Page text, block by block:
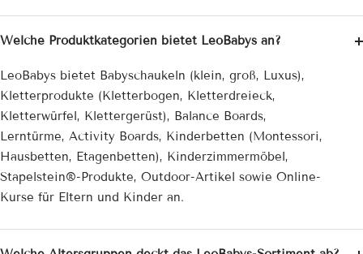
Welche Produktkategorien bietet LeoBabys an?
LeoBabys bietet Babyschaukeln (klein, groß, Luxus),
Kletterprodukte (Kletterbogen, Kletterdreieck,
Kletterwürfel, Klettergerüst), Balance Boards,
Lerntürme, Activity Boards, Kinderbetten (Montessori,
Hausbetten, Etagenbetten), Kinderzimmermöbel,
Stapelstein®-Produkte, Outdoor-Artikel sowie Online-
Kurse für Eltern und Kinder an.